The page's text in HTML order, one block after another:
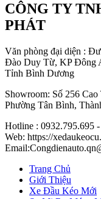
CÔNG TY
PHÁT
Văn phòng đại diện :
Đào Duy Từ, KP Đông
Tỉnh Bình Dương
Showroom: Số 256
Phường Tân Bình,
Hotline : 0932.795.695
Web: https://
Trang Chủ
Giới Thiệu
Xe Đầu Kéo Mới